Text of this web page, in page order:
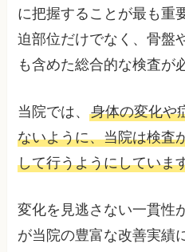
に把握することが最も重
迫部位だけでなく、骨盤
も含めた総合的な検査が
当院では、身体の変化や
ないように、当院は検査
して行うようにしていま
変化を見逃さない一貫性
が当院の豊富な改善実績